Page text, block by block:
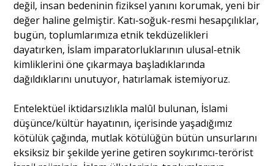
değil, insan bedeninin fiziksel yanını korumak, yeni bir
değer haline gelmiştir. Katı-soğuk-resmi hesapçılıklar,
bugün, toplumlarımıza etnik tekdüzelikleri
dayatırken, İslam imparatorluklarının ulusal-etnik
kimliklerini öne çıkarmaya başladıklarında
dağıldıklarını unutuyor, hatırlamak istemiyoruz.
Entelektüel iktidarsızlıkla malûl bulunan, İslami
düşünce/kültür hayatının, içerisinde yaşadığımız
kötülük çağında, mutlak kötülüğün bütün unsurlarını
eksiksiz bir şekilde yerine getiren soykırımcı-terörist